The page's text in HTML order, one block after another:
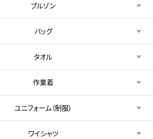
ブルゾン
バッグ
タオル
作業着
ユニフォーム（制服）
ワイシャツ